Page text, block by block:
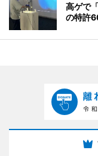
高ゲで
の特許